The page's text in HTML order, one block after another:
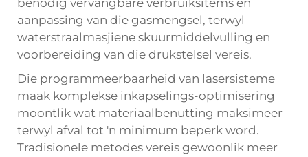
benodig vervangbare verbruiksitems en
aanpassing van die gasmengsel, terwyl
waterstraalmasjiene skuurmiddelvulling en
voorbereiding van die drukstelsel vereis.
Die programmeerbaarheid van lasersisteme
maak komplekse inkapselings-optimisering
moontlik wat materiaalbenutting maksimeer
terwyl afval tot 'n minimum beperk word.
Tradisionele metodes vereis gewoonlik meer